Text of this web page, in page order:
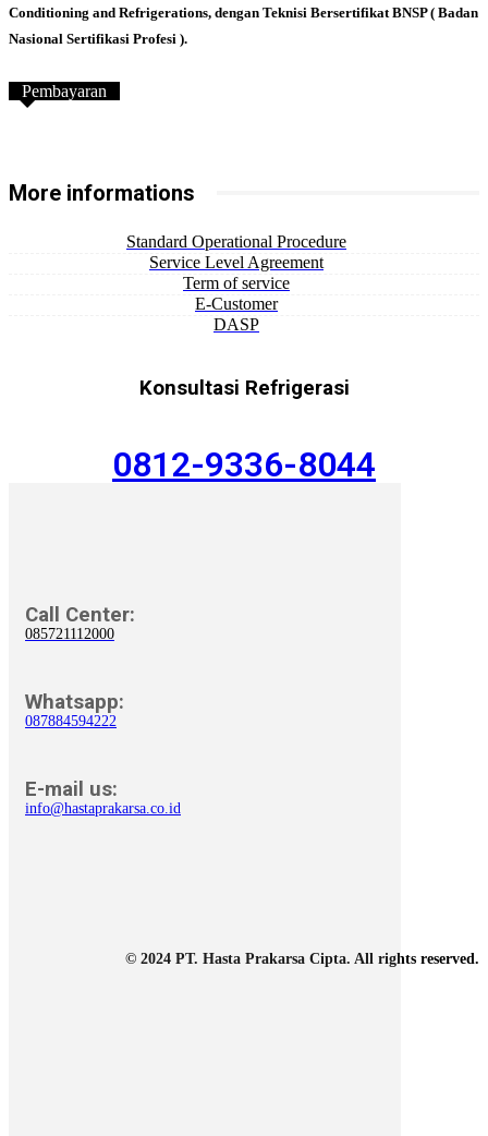
Conditioning and Refrigerations, dengan Teknisi Bersertifikat BNSP ( Badan
Nasional Sertifikasi Profesi ).
Pembayaran
More informations
Standard Operational Procedure
Service Level Agreement
Term of service
E-Customer
DASP
Konsultasi Refrigerasi
0812-9336-8044
Call Center:
085721112000
Whatsapp:
087884594222
E-mail us:
info@hastaprakarsa.co.id
© 2024 PT. Hasta Prakarsa Cipta. All rights reserved.